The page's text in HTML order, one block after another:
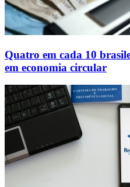
Quatro em cada 10
em economia circular